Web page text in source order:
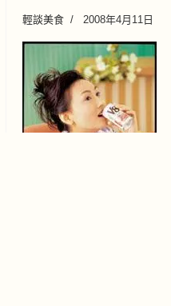
輕談美食 2008年4月11日